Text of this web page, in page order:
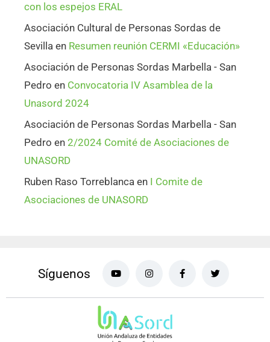
con los espejos ERAL
Asociación Cultural de Personas Sordas de
Sevilla en Resumen reunión CERMI «Educación»
Asociación de Personas Sordas Marbella - San
Pedro en Convocatoria IV Asamblea de la
Unasord 2024
Asociación de Personas Sordas Marbella - San
Pedro en 2/2024 Comité de Asociaciones de
UNASORD
Ruben Raso Torreblanca en I Comite de
Asociaciones de UNASORD
Síguenos